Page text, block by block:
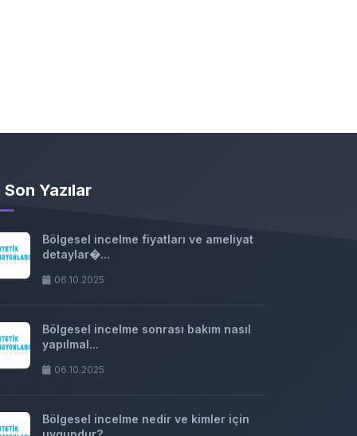
Son Yazılar
Bölgesel incelme fiyatları ve ameliyat
detaylar�...
06.10.2025
Bölgesel incelme sonrası bakım nasıl
yapılmal...
06.10.2025
Bölgesel incelme nedir ve kimler için